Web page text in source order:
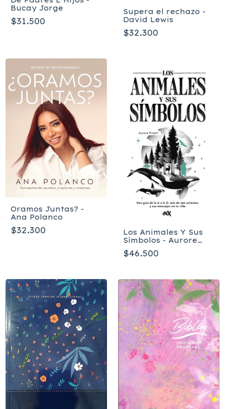
Bucay Jorge
$31.500
Supera el rechazo -
David Lewis
$32.300
Oramos Juntas? -
Ana Polanco
$32.300
Los Animales Y Sus
Símbolos - Aurore
Pramil
$46.500